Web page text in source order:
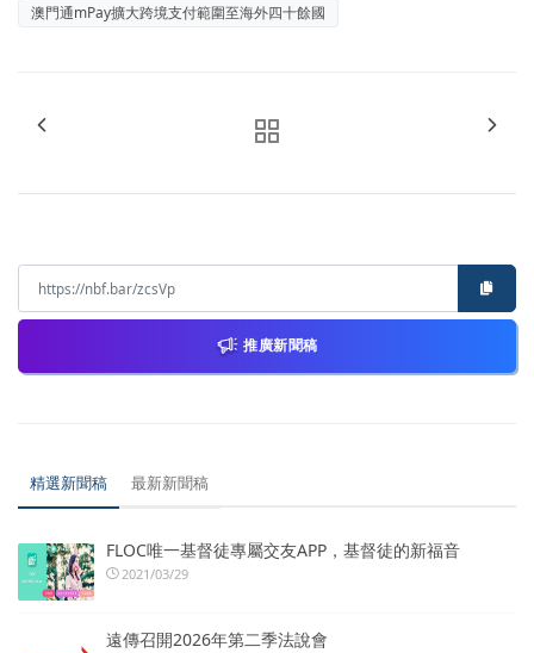
澳門通mPay擴大跨境支付範圍至海外四十餘國
推廣新聞稿
精選新聞稿 最新新聞稿
FLOC唯一基督徒專屬交友APP，基督徒的新福音
2021/03/29
遠傳召開2026年第二季法說會